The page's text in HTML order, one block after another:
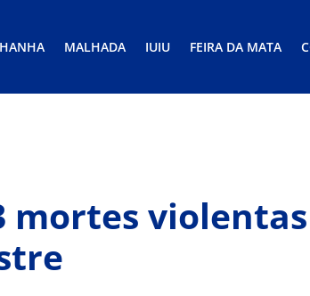
MALHADA IUIU FEIRA DA MATA
mortes